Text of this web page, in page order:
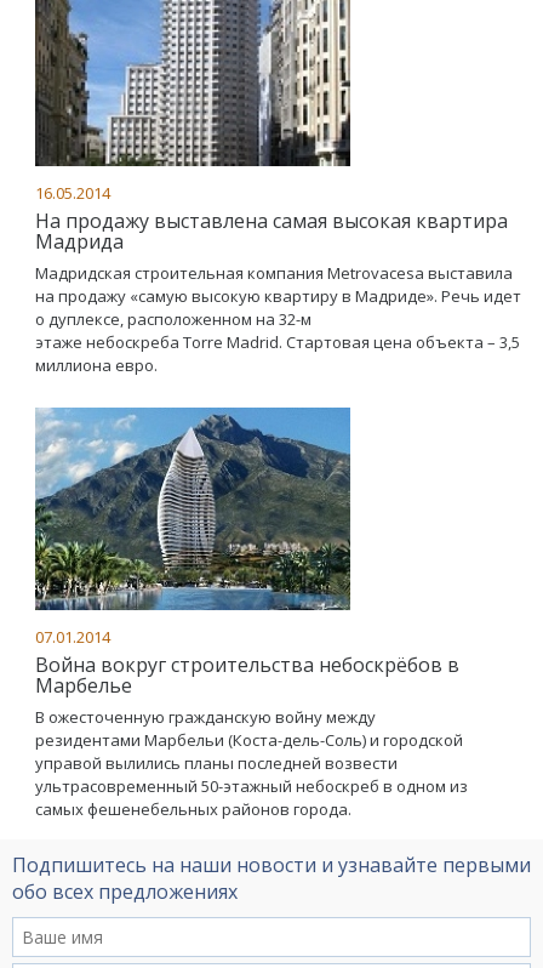
16.05.2014
На продажу выставлена самая высокая квартира
Мадрида
Мадридская строительная компания Metrovacesa выставила
на продажу «самую высокую квартиру в Мадриде». Речь идет
о дуплексе, расположенном на 32-м
этаже небоскреба Torre Madrid. Стартовая цена объекта – 3,5
миллиона евро.
07.01.2014
Война вокруг строительства небоскрёбов в
Марбелье
В ожесточенную гражданскую войну между
резидентами Марбельи (Коста-дель-Соль) и городской
управой вылились планы последней возвести
ультрасовременный 50-этажный небоскреб в одном из
самых фешенебельных районов города.
Подпишитесь на наши новости и узнавайте первыми
обо всех предложениях